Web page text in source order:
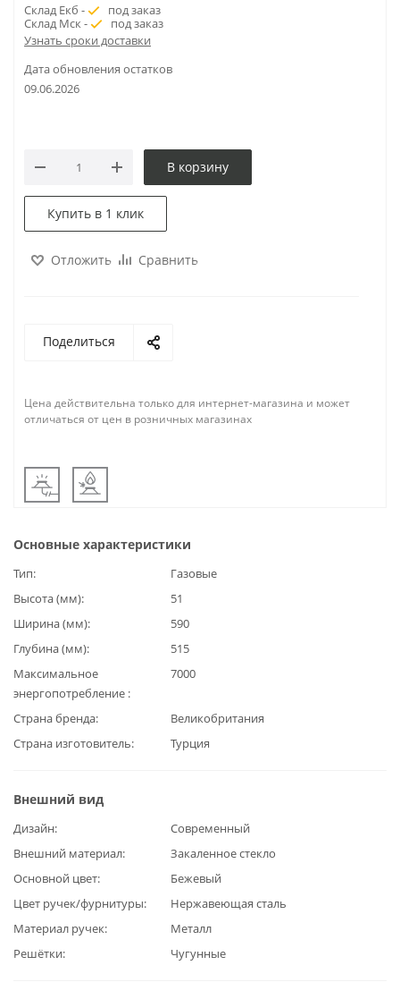
Склад Екб -
под заказ
Склад Мск -
под заказ
Узнать сроки доставки
Дата обновления остатков
09.06.2026
В корзину
Купить в 1 клик
Отложить Сравнить
Поделиться
Цена действительна только для интернет-магазина и может
отличаться от цен в розничных магазинах
Основные характеристики
Тип
Газовые
Высота (мм)
51
Ширина (мм)
590
Глубина (мм)
515
Максимальное
энергопотребление
7000
Страна бренда
Великобритания
Страна изготовитель
Турция
Внешний вид
Дизайн
Современный
Внешний материал
Закаленное стекло
Основной цвет
Бежевый
Цвет ручек/фурнитуры
Нержавеющая сталь
Материал ручек
Металл
Решётки
Чугунные